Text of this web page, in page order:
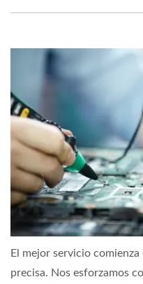
El mejor servicio
precisa. Nos esforzamos